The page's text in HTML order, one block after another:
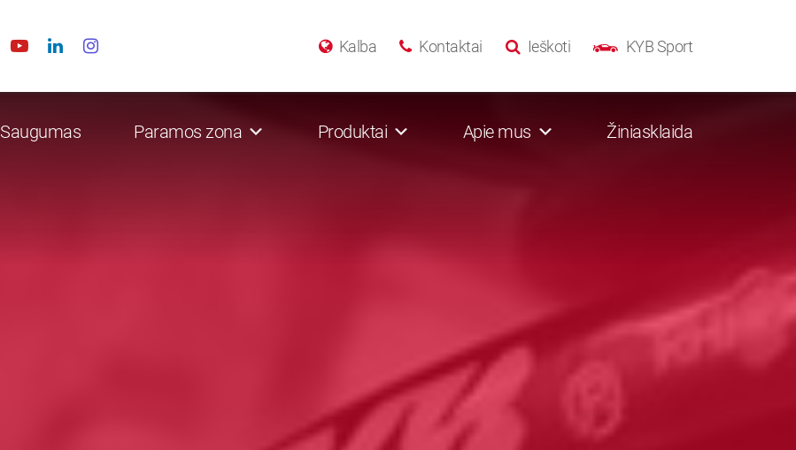
KYB Sport
Ieškoti
Kontaktai
Kalba
Saugumas Paramos zona Produktai Apie mus Žiniasklaida